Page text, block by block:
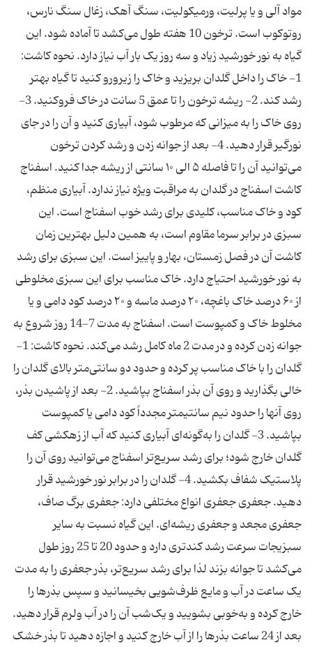
مواد آلی و یا پرلیت، ورمیکولیت، سنگ‌ آهک، زغال‌ سنگ نارس،
روتوکوب است. ترخون 10 هفته طول می‌کشد تا آماده شود. این
گیاه به نور خورشید زیاد و سه روز یک‌ بار آب نیاز دارد. نحوه کاشت:
1- خاک را داخل گلدان بریزید و خاک را زیرورو کنید تا گیاه بهتر
رشد کند. 2- ریشه ترخون را تا عمق 5 سانت در خاک فروکنید. 3-
روی خاک را به میزانی که مرطوب شود، آبیاری کنید و آن را در جای
نورگیر قرار دهید. 4- بعد از جوانه زدن و رشد کردن ترخون
می‌توانید آن را تا فاصله ۵ الی ۱۰ سانتی از ریشه جدا کنید. اسفناج
کاشت اسفناج در گلدان به مراقبت ویژه نیاز ندارد. آبیاری منظم،
کود و خاک مناسب، کلیدی برای رشد خوب اسفناج است. این
سبزی در برابر سرما مقاوم است، به همین دلیل بهترین زمان
کاشت آن در فصل زمستان، بهار و پاییز است. این سبزی برای رشد
به نور خورشید احتیاج دارد. خاک مناسب برای این سبزی مخلوطی
از ۶۰ درصد خاک باغچه، ۲۰ درصد ماسه و ۲۰ درصد کود دامی و یا
مخلوط خاک و کمپوست است. اسفناج به مدت 7-14 روز شروع به
جوانه زدن کرده و در مدت 2 ماه کامل رشد می‌کند. نحوه کاشت: 1-
گلدان را با خاک مناسب پر کرده و حدود دو سانتی‌متر بالای گلدان را
خالی بگذارید و روی آن بذر اسفناج بپاشید. 2- بعد از پاشیدن بذر،
روی آنها را حدود نیم سانتیمتر مجدداً کود دامی یا کمپوست
بپاشید. 3- گلدان را به‌گونه‌ای آبیاری کنید که آب از زهکشی کف
گلدان خارج شود؛ برای رشد سریع‌تر اسفناج می‌توانید روی آن را
پلاستیک شفاف بکشید. 4- گلدان را در برابر نور خورشید قرار
دهید. جعفری جعفری انواع مختلفی دارد: جعفری برگ صاف،
جعفری مجعد و جعفری ریشه‌ای. این گیاه نسبت به سایر
سبزیجات سرعت رشد کندتری دارد و حدود 20 تا 25 روز طول
می‌کشد تا جوانه بزند لذا برای رشد سریع‌تر، بذر جعفری را به مدت
یک ساعت در آب و مایع ظرف‌شویی بخیسانید و سپس بذرها را
خارج کرده و به‌خوبی بشویید و یک‌شب آن را در آب ولرم قرار دهید.
بعد از 24 ساعت بذرها را از آب خارج کنید و اجازه دهید تا بذر خشک